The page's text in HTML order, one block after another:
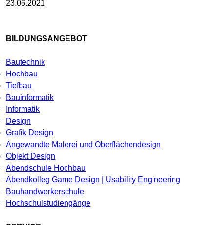
23.06.2021
BILDUNGSANGEBOT
Bautechnik
Hochbau
Tiefbau
Bauinformatik
Informatik
Design
Grafik Design
Angewandte Malerei und Oberflächendesign
Objekt Design
Abendschule Hochbau
Abendkolleg Game Design | Usability Engineering
Bauhandwerkerschule
Hochschulstudiengänge